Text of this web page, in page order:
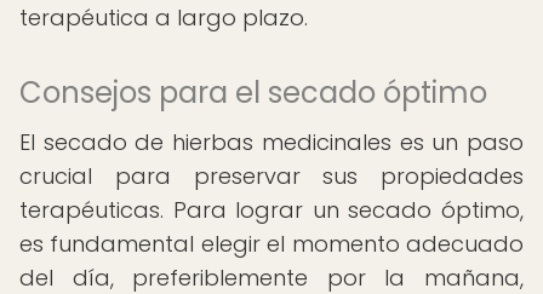
terapéutica a largo plazo.
Consejos para el secado óptimo
El secado de hierbas medicinales es un paso
crucial para preservar sus propiedades
terapéuticas. Para lograr un secado óptimo,
es fundamental elegir el momento adecuado
del día, preferiblemente por la mañana,